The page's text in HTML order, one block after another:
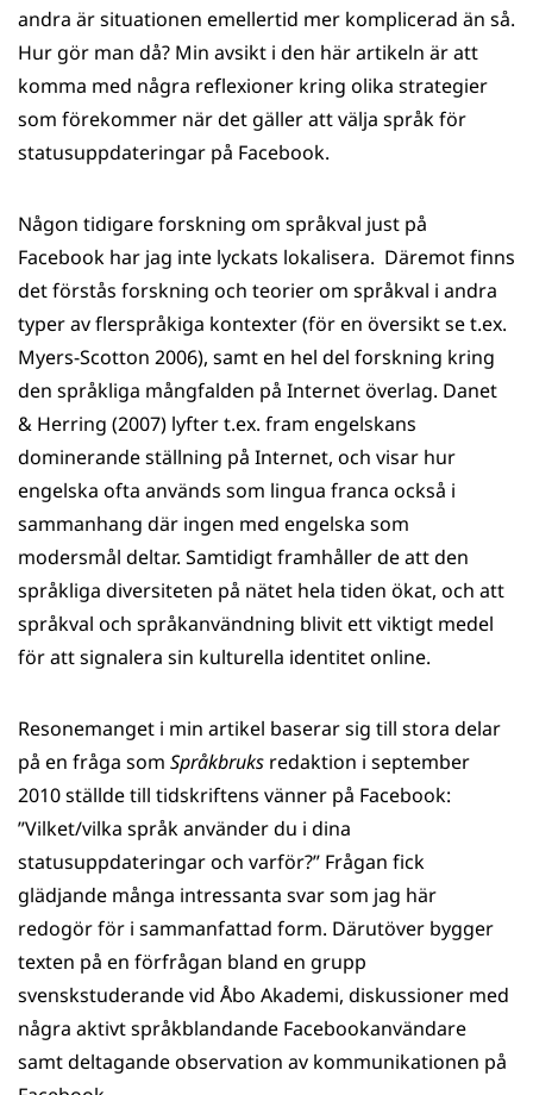
andra är situationen emellertid mer komplicerad än så.
Hur gör man då? Min avsikt i den här artikeln är att
komma med några reflexioner kring olika strategier
som förekommer när det gäller att välja språk för
statusuppdateringar på Facebook.
Någon tidigare forskning om språkval just på
Facebook har jag inte lyckats lokalisera. Däremot finns
det förstås forskning och teorier om språkval i andra
typer av flerspråkiga kontexter (för en översikt se t.ex.
Myers-Scotton 2006), samt en hel del forskning kring
den språkliga mångfalden på Internet överlag. Danet
& Herring (2007) lyfter t.ex. fram engelskans
dominerande ställning på Internet, och visar hur
engelska ofta används som lingua franca också i
sammanhang där ingen med engelska som
modersmål deltar. Samtidigt framhåller de att den
språkliga diversiteten på nätet hela tiden ökat, och att
språkval och språkanvändning blivit ett viktigt medel
för att signalera sin kulturella identitet online.
Resonemanget i min artikel baserar sig till stora delar
på en fråga som Språkbruks redaktion i september
2010 ställde till tidskriftens vänner på Facebook:
”Vilket/vilka språk använder du i dina
statusuppdateringar och varför?” Frågan fick
glädjande många intressanta svar som jag här
redogör för i sammanfattad form. Därutöver bygger
texten på en förfrågan bland en grupp
svenskstuderande vid Åbo Akademi, diskussioner med
några aktivt språkblandande Facebookanvändare
samt deltagande observation av kommunikationen på